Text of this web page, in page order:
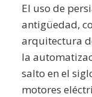
El uso de
antigüedad,
arquitectura
la
salto en el
motores